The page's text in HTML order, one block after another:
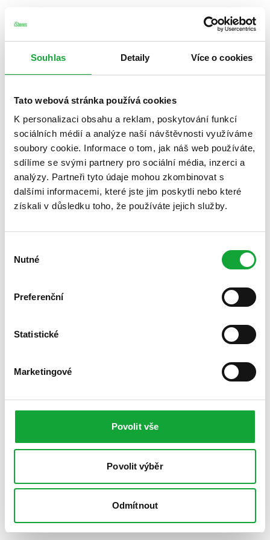
Souhlas Detaily Více o cookies
Tato webová stránka používá cookies
K personalizaci obsahu a reklam, poskytování funkcí
sociálních médií a analýze naší návštěvnosti využíváme
soubory cookie. Informace o tom, jak náš web používáte,
sdílíme se svými partnery pro sociální média, inzerci a
analýzy. Partneři tyto údaje mohou zkombinovat s
dalšími informacemi, které jste jim poskytli nebo které
získali v důsledku toho, že používáte jejich služby.
souhlasu
Nutné
Preferenční
Statistické
Marketingové
Povolit vše
Povolit výběr
Odmítnout